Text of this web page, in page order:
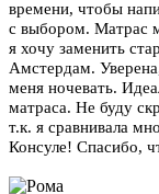
времени, чтобы
с выбором. Матрас
я хочу заменить
Амстердам.
меня ночевать.
матраса. Не буду
т.к. я сравнивала
Консуле! Спасибо,